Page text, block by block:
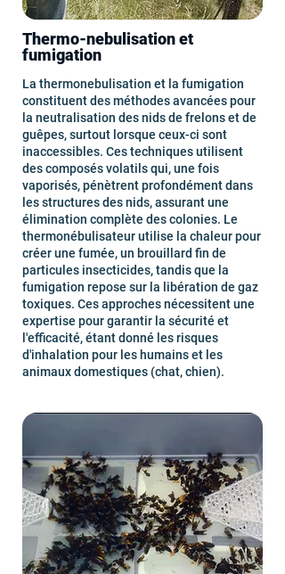
Thermo-nebulisation et
fumigation
La thermonebulisation et la fumigation
constituent des méthodes avancées pour
la neutralisation des nids de frelons et de
guêpes, surtout lorsque ceux-ci sont
inaccessibles. Ces techniques utilisent
des composés volatils qui, une fois
vaporisés, pénètrent profondément dans
les structures des nids, assurant une
élimination complète des colonies. Le
thermonébulisateur utilise la chaleur pour
créer une fumée, un brouillard fin de
particules insecticides, tandis que la
fumigation repose sur la libération de gaz
toxiques. Ces approches nécessitent une
expertise pour garantir la sécurité et
l'efficacité, étant donné les risques
d'inhalation pour les humains et les
animaux domestiques (chat, chien).